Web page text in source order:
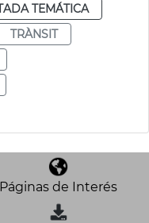
TEMÁTICA
TRÀNSIT
Páginas de Interés